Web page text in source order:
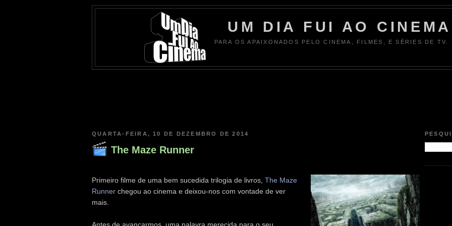
UM DIA FUI AO CINEMA
PARA OS APAIXONADOS PELO CINEMA, FILMES, E SÉRIES DE TV.
QUARTA-FEIRA, 10 DE DEZEMBRO DE 2014
The Maze Runner
Primeiro filme de uma bem sucedida trilogia de livros, The Maze
Runner chegou ao cinema e deixou-nos com vontade de ver
mais.